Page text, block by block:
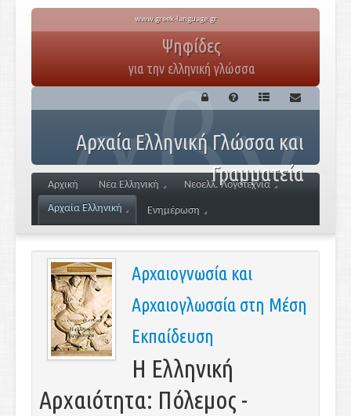
www.greek-language.gr
Ψηφίδες
για την ελληνική γλώσσα
Αρχαία Ελληνική Γλώσσα και
Γραμματεία
Αρχική Νέα Ελληνική
Νεοελλ. Λογοτεχνία
Αρχαία Ελληνική
Ενημέρωση
Αρχαιογνωσία και
Αρχαιογλωσσία στη Μέση
Εκπαίδευση
Η Ελληνική
Αρχαιότητα: Πόλεμος -